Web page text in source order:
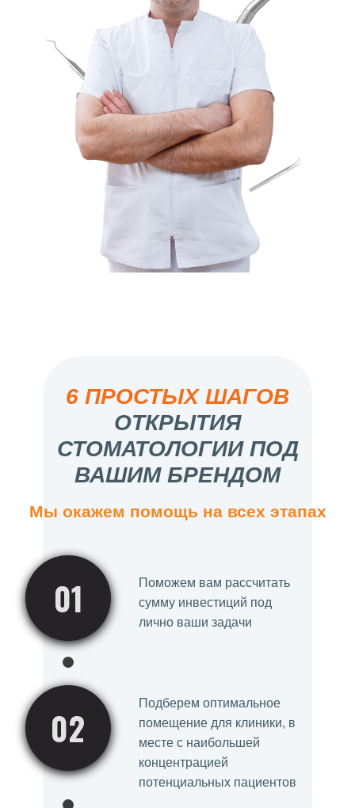
Мы окажем помощь на всех этапах
6 ПРОСТЫХ ШАГОВ
ОТКРЫТИЯ
СТОМАТОЛОГИИ ПОД
ВАШИМ БРЕНДОМ
Поможем вам рассчитать
сумму инвестиций под
лично ваши задачи
01
Подберем оптимальное
помещение для клиники, в
месте с наибольшей
концентрацией
потенциальных пациентов
02